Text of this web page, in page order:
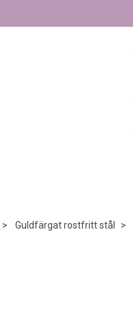
Guldfärgat rostfritt stål